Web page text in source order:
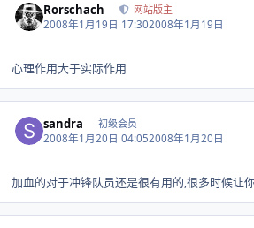
Rorschach 网站版主
2008年1月19日 17:302008年1月19日
心理作用大于实际作用
sandra 初级会员
2008年1月20日 04:052008年1月20日
加血的对于冲锋队员还是很有用的,很多时候让